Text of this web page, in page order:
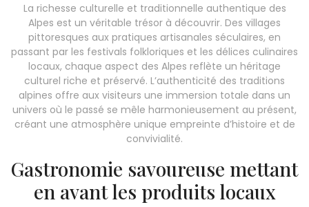
La richesse culturelle et traditionnelle authentique des
Alpes est un véritable trésor à découvrir. Des villages
pittoresques aux pratiques artisanales séculaires, en
passant par les festivals folkloriques et les délices culinaires
locaux, chaque aspect des Alpes reflète un héritage
culturel riche et préservé. L’authenticité des traditions
alpines offre aux visiteurs une immersion totale dans un
univers où le passé se mêle harmonieusement au présent,
créant une atmosphère unique empreinte d’histoire et de
convivialité.
Gastronomie savoureuse mettant
en avant les produits locaux